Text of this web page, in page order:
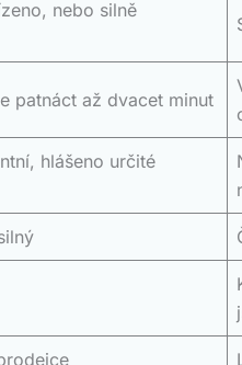
nebo silně
patnáct až dvacet minut
hlášeno určité